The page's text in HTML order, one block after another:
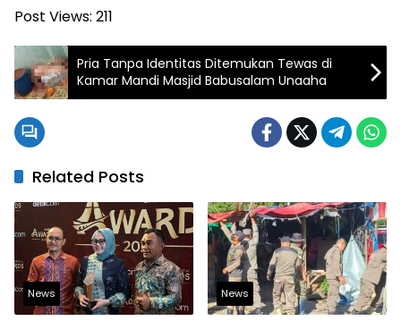
Post Views: 211
Pria Tanpa Identitas Ditemukan Tewas di
Kamar Mandi Masjid Babusalam Unaaha
Related Posts
News News